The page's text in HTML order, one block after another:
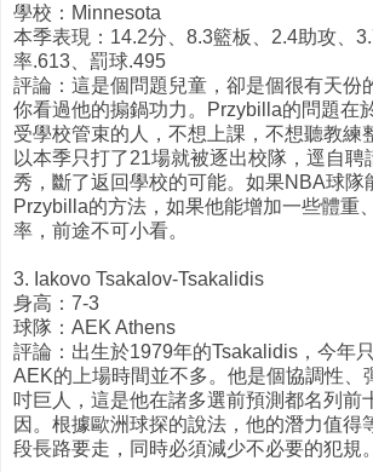
學校：Minnesota
本季表現：14.2分、8.3籃板、2.4助攻、
率.613、罰球.495
評論：這是個問題兒童，卻是個很有天份
你看過他的搧鍋功力。Przybilla的問題在
受學校管束的人，不想上課，不想聽教練
以本季只打了21場就被逐出校隊，逕自聘
秀，斷了返回學校的可能。如果NBA球隊
Przybilla的方法，如果他能增加一些體重
率，前途不可小看。
3. Iakovo Tsakalov-Tsakalidis
身高：7-3
球隊：AEK Athens
評論：出生於1979年的Tsakalidis，今年
AEK的上場時間並不多。他是個協調性、
吋巨人，這是他在諸多選前預測都名列前
因。根據歐洲球探的說法，他的潛力值得
段長路要走，同時必須減少不必要的犯規。